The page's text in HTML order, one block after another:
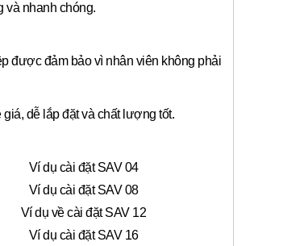
và nhanh chóng.
được đảm bảo vì nhân viên không phải
dễ lắp đặt và chất lượng tốt.